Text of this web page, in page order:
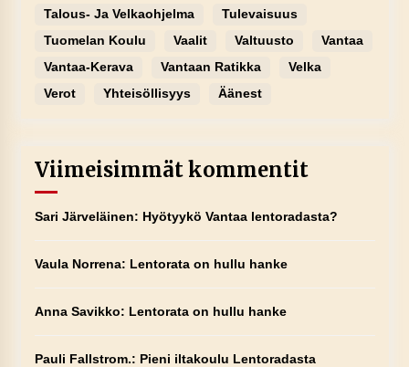
Talous- Ja Velkaohjelma
Tulevaisuus
Tuomelan Koulu
Vaalit Valtuusto
Vantaa
Vantaa-Kerava
Vantaan Ratikka
Velka
Verot
Yhteisöllisyys Äänest
Viimeisimmät kommentit
Sari Järveläinen: Hyötyykö Vantaa lentoradasta?
Vaula Norrena: Lentorata on hullu hanke
Anna Savikko: Lentorata on hullu hanke
Pauli Fallstrom.: Pieni iltakoulu Lentoradasta